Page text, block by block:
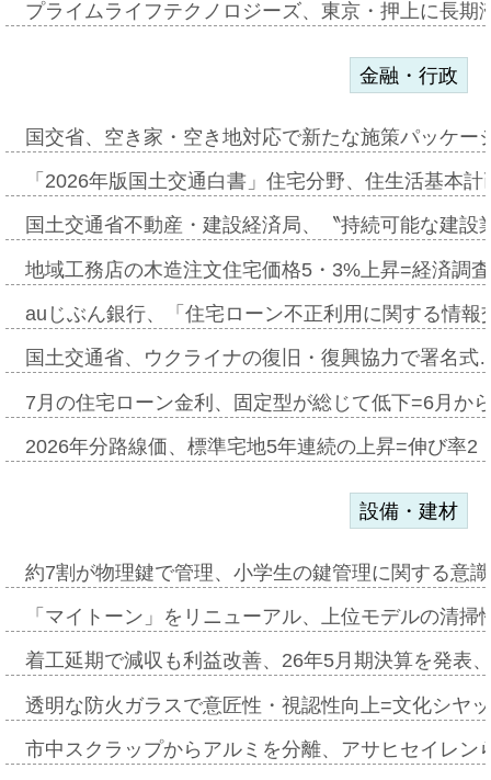
プライムライフテクノロジーズ、東京・押上に長
金融・行政
国交省、空き家・空き地対応で新たな施策パッケ
「2026年版国土交通白書」住宅分野、住生活基本
国土交通省不動産・建設経済局、〝持続可能な建
地域工務店の木造注文住宅価格5・3%上昇=経済調
auじぶん銀行、「住宅ローン不正利用に関する情
国土交通省、ウクライナの復旧・復興協力で署名
7月の住宅ローン金利、固定型が総じて低下=6月か
2026年分路線価、標準宅地5年連続の上昇=伸び率
設備・建材
約7割が物理鍵で管理、小学生の鍵管理に関する意
「マイトーン」をリニューアル、上位モデルの清
着工延期で減収も利益改善、26年5月期決算を発表
透明な防火ガラスで意匠性・視認性向上=文化シヤ
市中スクラップからアルミを分離、アサヒセイレ